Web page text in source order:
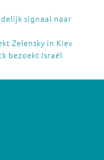
signaal naar
Zelensky in Kiev
bezoekt Israël